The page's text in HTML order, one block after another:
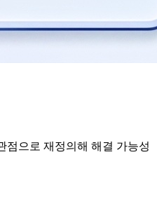
점으로 재정의해 해결 가능성